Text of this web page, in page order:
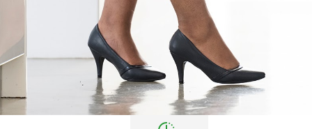
Γυναίκα Εμπνεύσεις και τάσεις